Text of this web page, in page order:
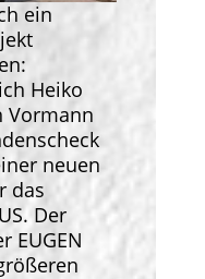
ein
Heiko
Vormann
neuen
das
Der
EUGEN